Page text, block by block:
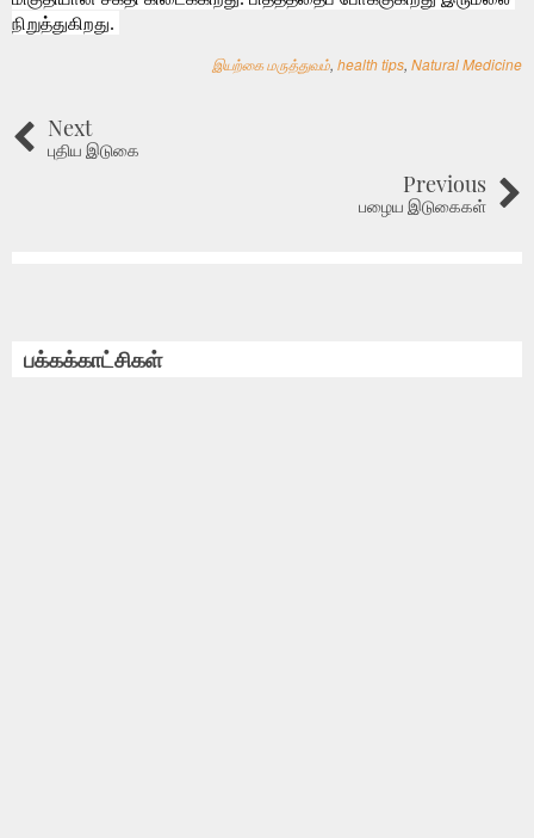
நிறுத்துகிறது.
இயற்கை மருத்துவம், health tips, Natural Medicine
Next
புதிய இடுகை
Previous
பழைய இடுகைகள்
பக்கக்காட்சிகள்